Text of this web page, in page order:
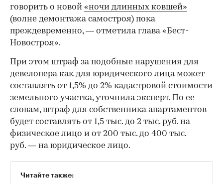
говорить о новой «ночи длинных ковшей»
(волне демонтажа самостроя) пока
преждевременно, — отметила глава «Бест-
Новостроя».
При этом штраф за подобные нарушения для
девелопера как для юридического лица может
составлять от 1,5% до 2% кадастровой стоимости
земельного участка, уточнила эксперт. По ее
словам, штраф для собственника апартаментов
будет составлять от 1,5 тыс. до 2 тыс. руб. на
физическое лицо и от 200 тыс. до 400 тыс.
руб. — на юридическое лицо.
Читайте также: